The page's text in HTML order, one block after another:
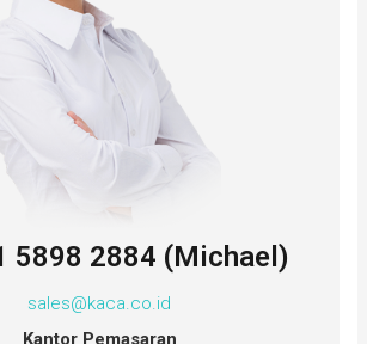
5898 2884 (Michael)
sales@kaca.co.id